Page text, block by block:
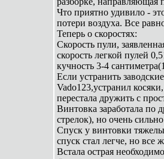
Что приятно удивило -
потери воздуха. Все
Теперь о скоростях:
Скорость пули,
скорость легкой пулей
кучность 3-4
Если устранить
Vado123,устранил
перестала дружить с
Винтовка заработала по
стрелок), но очень
Спуск у винтовки
спуск стал легче, но все
Встала острая